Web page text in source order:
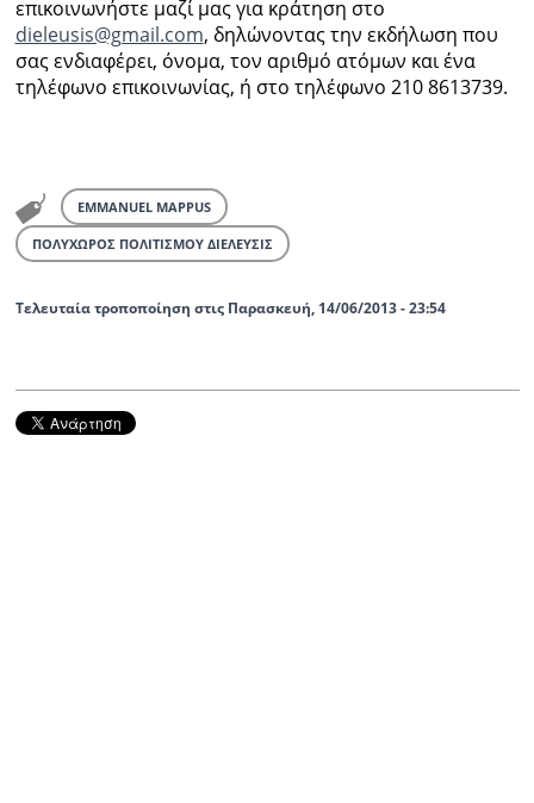
επικοινωνήστε μαζί μας για κράτηση στο
dieleusis@gmail.com, δηλώνοντας την εκδήλωση που
σας ενδιαφέρει, όνομα, τον αριθμό ατόμων και ένα
τηλέφωνο επικοινωνίας, ή στο τηλέφωνο 210 8613739.
EMMANUEL MAPPUS
ΠΟΛΥΧΩΡΟΣ ΠΟΛΙΤΙΣΜΟΥ ΔΙΕΛΕΥΣΙΣ
Τελευταία τροποποίηση στις Παρασκευή, 14/06/2013 - 23:54